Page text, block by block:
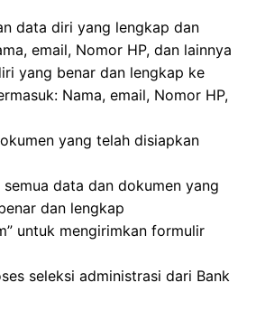
data diri yang lengkap dan
email, Nomor HP, dan lainnya
yang benar dan lengkap ke
Nama, email, Nomor HP,
yang telah disiapkan
data dan dokumen yang
dan lengkap
untuk mengirimkan formulir
seleksi administrasi dari Bank